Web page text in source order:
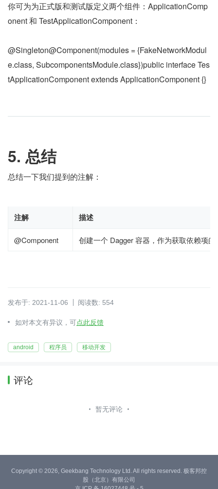
你可为为正式版和测试版定义两个组件：ApplicationComp
onent 和 TestApplicationComponent：
@Singleton@Component(modules = {FakeNetworkModul
e.class, SubcomponentsModule.class})public interface Tes
tApplicationComponent extends ApplicationComponent {}
5. 总结
总结一下我们提到的注解：
注解 描述
@Component 创建一个 Dagger 容器，作为获取依赖项的
发布于: 2021-11-06 阅读数: 554
如对本文有异议，可点此反馈
android 程序员 移动开发
评论
暂无评论
Copyright © 2026, Geekbang Technology Ltd. All rights reserved. 极客邦控
股（北京）有限公司